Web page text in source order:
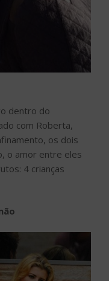
dentro do
com Roberta,
os dois
o amor entre eles
4 crianças